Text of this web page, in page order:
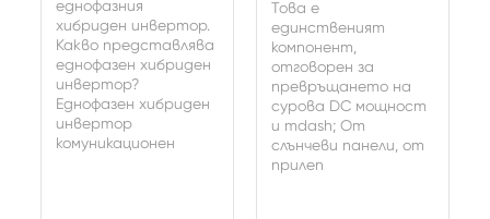
еднофазния
хибриден инвертор.
Какво представлява
еднофазен хибриден
инвертор?
Еднофазен хибриден
инвертор
комуникационен
Това е
единственият
компонент,
отговорен за
превръщането на
сурова DC мощност
и mdash; От
слънчеви панели, от
прилеп